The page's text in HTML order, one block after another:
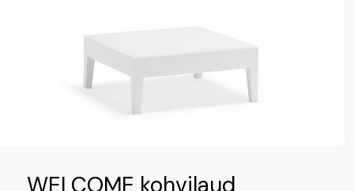
WELCOME kohvilaud